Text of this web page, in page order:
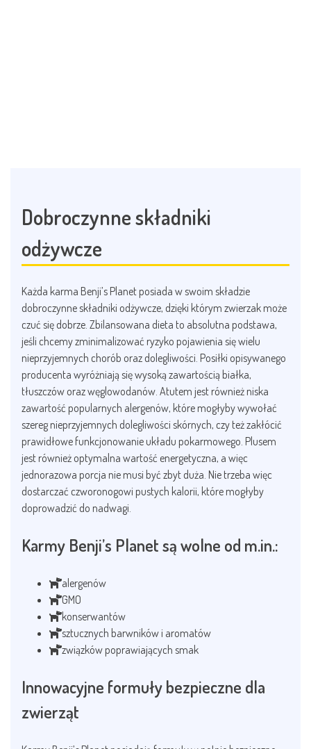
Dobroczynne składniki
odżywcze
Każda karma Benji’s Planet posiada w swoim składzie
dobroczynne składniki odżywcze, dzięki którym zwierzak może
czuć się dobrze. Zbilansowana dieta to absolutna podstawa,
jeśli chcemy zminimalizować ryzyko pojawienia się wielu
nieprzyjemnych chorób oraz dolegliwości. Posiłki opisywanego
producenta wyróżniają się wysoką zawartością białka,
tłuszczów oraz węglowodanów. Atutem jest również niska
zawartość popularnych alergenów, które mogłyby wywołać
szereg nieprzyjemnych dolegliwości skórnych, czy też zakłócić
prawidłowe funkcjonowanie układu pokarmowego. Plusem
jest również optymalna wartość energetyczna, a więc
jednorazowa porcja nie musi być zbyt duża. Nie trzeba więc
dostarczać czworonogowi pustych kalorii, które mogłyby
doprowadzić do nadwagi.
Karmy Benji’s Planet są wolne od m.in.:
alergenów
GMO
konserwantów
sztucznych barwników i aromatów
związków poprawiających smak
Innowacyjne formuły bezpieczne dla
zwierząt